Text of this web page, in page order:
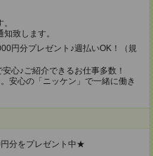
致します。
円分プレゼント♪週払いOK！（規
心♪ご紹介できるお仕事多数！
安心の「ニッケン」で一緒に働き
分をプレゼント中★